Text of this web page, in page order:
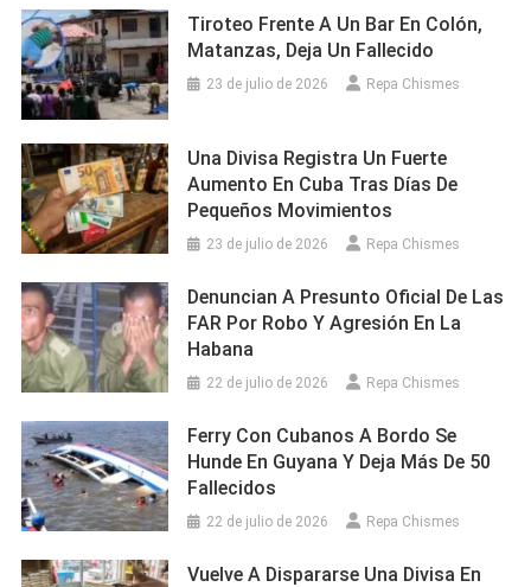
Tiroteo Frente A Un Bar En Colón,
Matanzas, Deja Un Fallecido
23 de julio de 2026 Repa Chismes
Una Divisa Registra Un Fuerte
Aumento En Cuba Tras Días De
Pequeños Movimientos
23 de julio de 2026 Repa Chismes
Denuncian A Presunto Oficial De Las
FAR Por Robo Y Agresión En La
Habana
22 de julio de 2026 Repa Chismes
Ferry Con Cubanos A Bordo Se
Hunde En Guyana Y Deja Más De 50
Fallecidos
22 de julio de 2026 Repa Chismes
Vuelve A Dispararse Una Divisa En